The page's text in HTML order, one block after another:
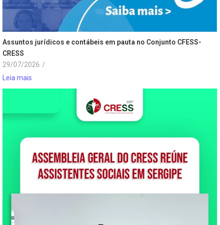
Assuntos jurídicos e contábeis em pauta no Conjunto CFESS-
CRESS
29/07/2026 /
Leia mais